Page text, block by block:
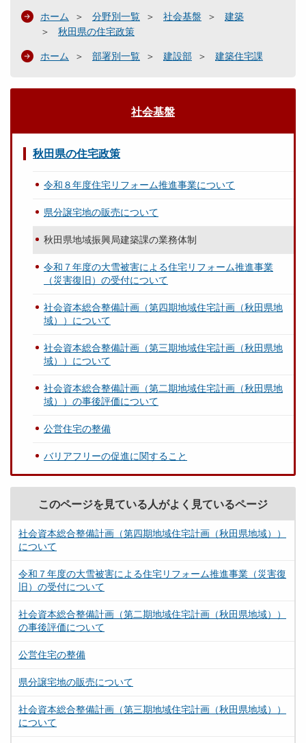
ホーム 分野別一覧 社会基盤
建築
秋田県の住宅政策
ホーム 部署別一覧 建設部 建築住宅課
社会基盤
秋田県の住宅政策
令和８年度住宅リフォーム推進事業について
県分譲宅地の販売について
秋田県地域振興局建築課の業務体制
令和７年度の大雪被害による住宅リフォーム推進事業
（災害復旧）の受付について
社会資本総合整備計画（第四期地域住宅計画（秋田県地
域））について
社会資本総合整備計画（第三期地域住宅計画（秋田県地
域））について
社会資本総合整備計画（第二期地域住宅計画（秋田県地
域））の事後評価について
公営住宅の整備
バリアフリーの促進に関すること
このページを見ている人がよく見ているページ
社会資本総合整備計画（第四期地域住宅計画（秋田県地域））
について
令和７年度の大雪被害による住宅リフォーム推進事業（災害復
旧）の受付について
社会資本総合整備計画（第二期地域住宅計画（秋田県地域））
の事後評価について
公営住宅の整備
県分譲宅地の販売について
社会資本総合整備計画（第三期地域住宅計画（秋田県地域））
について